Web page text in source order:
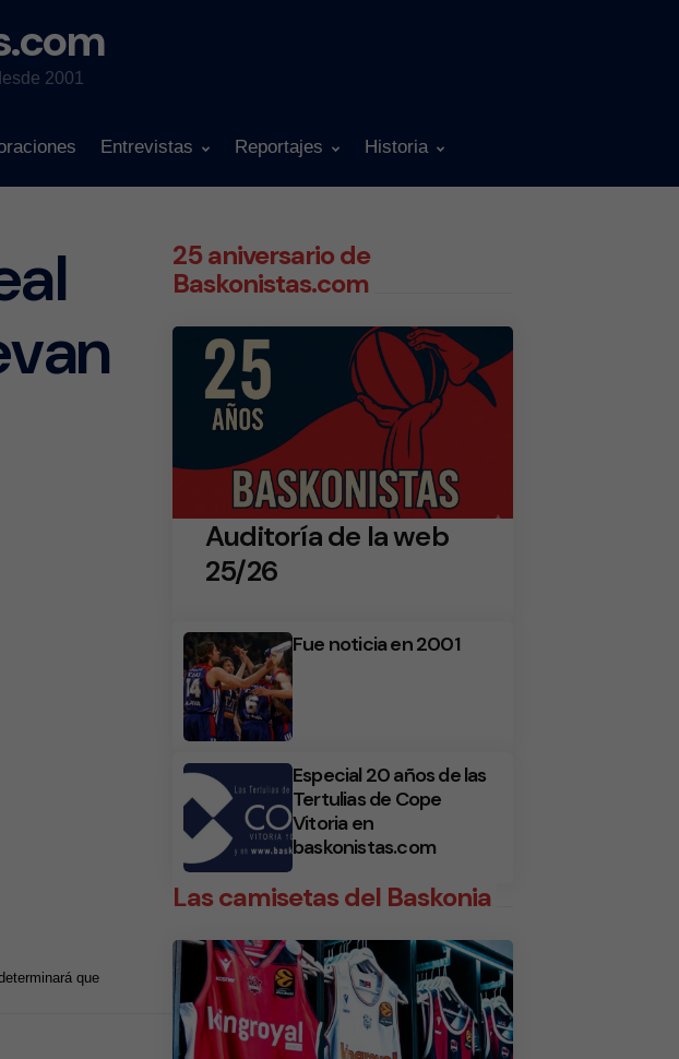
2001
Entrevistas Reportajes Historia
que
25 aniversario de
Baskonistas.com
Auditoría de la web
25/26
Fue noticia en 2001
Especial 20 años de las
Tertulias de Cope
Vitoria en
baskonistas.com
Las camisetas del Baskonia